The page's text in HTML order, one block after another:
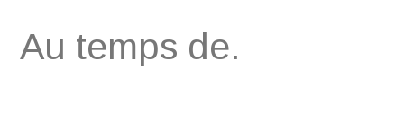
au
Au temps de.